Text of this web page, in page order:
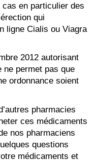
cas en particulier des
qui
ligne Cialis ou Viagra
2012 autorisant
ne permet pas que
ordonnance soient
pharmacies
ces médicaments
nos pharmaciens
questions
médicaments et